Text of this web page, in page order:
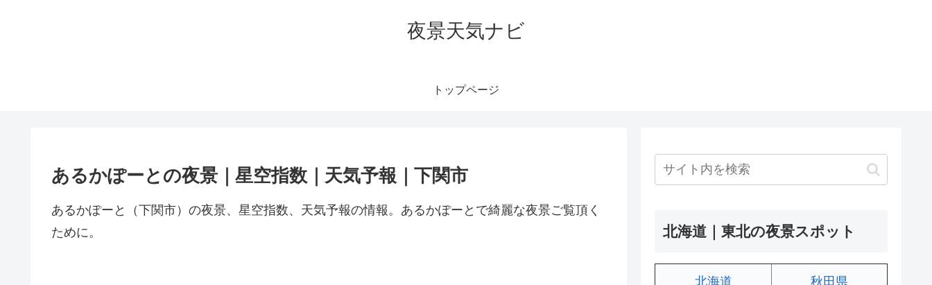
夜景天気ナビ
トップページ
あるかぽーとの夜景｜星空指数｜天気予報｜下関市
あるかぽーと（下関市）の夜景、星空指数、天気予報の情報。あるかぽーとで綺麗な夜景ご覧頂く
ために。
北海道｜東北の夜景スポット
北海道 秋田県